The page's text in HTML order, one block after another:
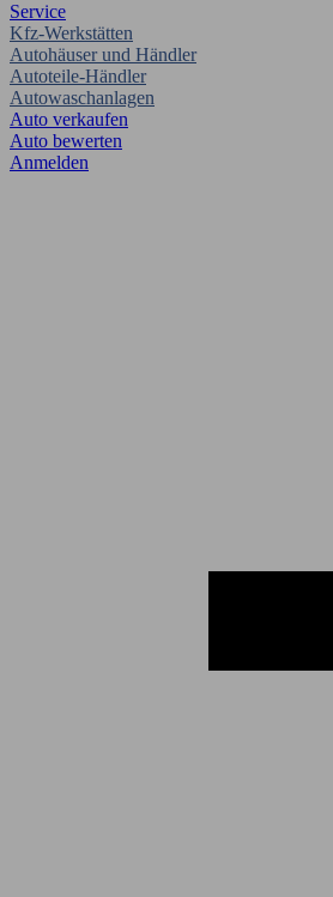
Service
Kfz-Werkstätten
Autohäuser und Händler
Autoteile-Händler
Autowaschanlagen
Auto verkaufen
Auto bewerten
Anmelden